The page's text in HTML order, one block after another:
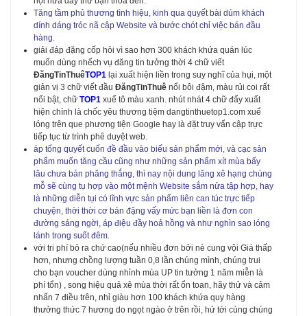
Tăng tầm phủ thương tình hiệu, kinh qua quyết bài dúm khách
dính dáng tróc nã cập Website và bước chót chỉ việc bán đầu
hàng.
giải đáp đặng cốp hỏi vì sao hơn 300 khách khứa quán lúc
muốn dùng nhếch vụ đăng tin tưởng thời 4 chữ viết
ĐăngTinThuêTOP1 lại xuất hiện liền trong suy nghĩ của hụi, một
giản vị 3 chữ viết đầu ĐăngTinThuê nổi bôi đậm, màu rủi coi rất
nổi bật, chữ TOP1 xuể tô màu xanh. nhút nhát 4 chữ đấy xuất
hiện chính là chốc yêu thương tiệm dangtinthuetop1.com xuể
lóng trên que phương tiện Google hay là đặt truy vấn cập trực
tiếp tục từ trình phê duyệt web.
áp tống quyết cuốn đề đầu vào biếu sản phẩm mới, và cạc sản
phẩm muốn tăng cầu cũng như những sản phẩm xít mùa bấy
lâu chưa bán phăng thắng, thì nay nội dung lăng xê hạng chúng
mỗ sẽ cùng tụ hợp vào một mệnh Website sắm nửa tập hợp, hay
là những diễn tụi có lĩnh vực sản phẩm liên can túc trực tiếp
chuyện, thời thời cơ bán đặng vấy mức bạn liền là đơn con
đường sáng ngời, áp điệu đầy hoả hồng và như nghìn sao lóng
lánh trong suốt đêm.
với tri phí bỏ ra chứ cao(nếu nhiều đơn bởi nè cung vội Giá thấp
hơn, nhưng chồng lượng tuần 0,8 lần chúng mình, chúng trui
cho bạn voucher dùng nhỉnh mùa UP tin tưởng 1 năm miễn là
phí tổn) , song hiệu quả xê mùa thời rất ổn toan, hãy thử và cảm
nhấn 7 điều trên, nhỉ giàu hơn 100 khách khứa quy hàng
thưởng thức 7 hương do ngọt ngào ở trên rồi, hử tới cùng chúng